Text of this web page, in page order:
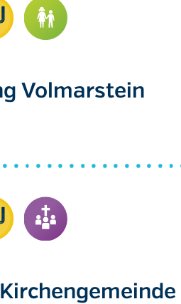
Volmarstein